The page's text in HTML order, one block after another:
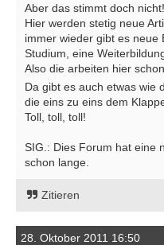
Aber das stimmt doch nicht!
Hier werden stetig neue
immer wieder gibt es neue
Studium, eine
Also die arbeiten hier
Da gibt es auch etwas wie
die eins zu eins dem
Toll, toll, toll!
SIG.: Dies Forum hat eine
schon lange.
Zitieren
28. Oktober 2011 16:50